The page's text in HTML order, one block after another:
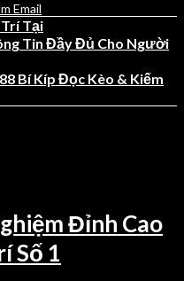
Email
Tại
Tin Đầy Đủ Cho Người
Bí Kíp Đọc Kèo & Kiếm
Đỉnh Cao
Số 1